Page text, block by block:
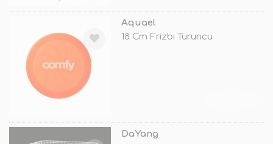
Aquael
18 Cm Frizbi Turuncu
DaYang